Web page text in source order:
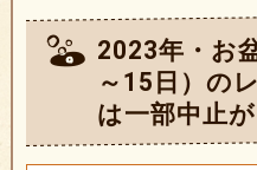
2023年・お
～15日）の
は一部中止